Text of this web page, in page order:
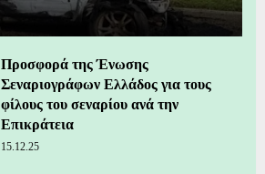
Προσφορά της Ένωσης
Σεναριογράφων Ελλάδος για τους
φίλους του σεναρίου ανά την
Επικράτεια
15.12.25